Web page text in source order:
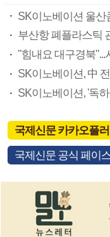
SK이노베이션 울산
부산항 폐플라스틱
"힘내요 대구경북
SK이노베이션, 中
SK이노베이션, '독
국제신문 카카오플
국제신문 공식 페이